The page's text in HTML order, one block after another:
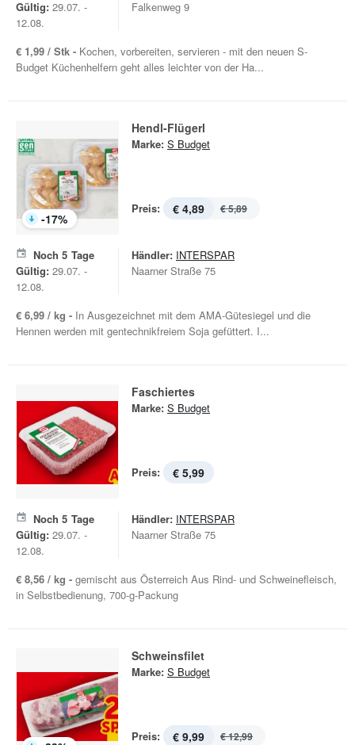
Gültig: 29.07. -
12.08.
Falkenweg 9
€ 1,99 / Stk - Kochen, vorbereiten, servieren - mit den neuen S-
Budget Küchenhelfern geht alles leichter von der Ha...
-17%
Hendl-Flügerl
Marke: S Budget
Preis: € 4,89 € 5,89
Noch 5 Tage
Gültig: 29.07. -
12.08.
Händler: INTERSPAR
Naarner Straße 75
€ 6,99 / kg - In Ausgezeichnet mit dem AMA-Gütesiegel und die
Hennen werden mit gentechnikfreiem Soja gefüttert. I...
Faschiertes
Marke: S Budget
Preis: € 5,99
Noch 5 Tage
Gültig: 29.07. -
12.08.
Händler: INTERSPAR
Naarner Straße 75
€ 8,56 / kg - gemischt aus Österreich Aus Rind- und Schweinefleisch,
in Selbstbedienung, 700-g-Packung
Schweinsfilet
Marke: S Budget
Preis: € 9,99 € 12,99